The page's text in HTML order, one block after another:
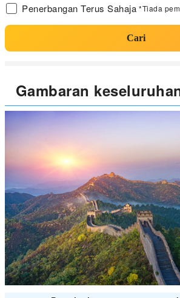
Penerbangan Terus Sahaja *Tiada
Cari
Gambaran